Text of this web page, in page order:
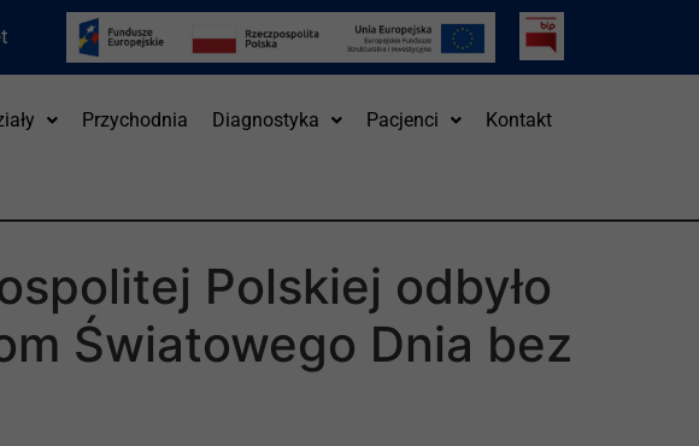
Przychodnia Diagnostyka Pacjenci Kontakt
Polskiej odbyło
Światowego Dnia bez